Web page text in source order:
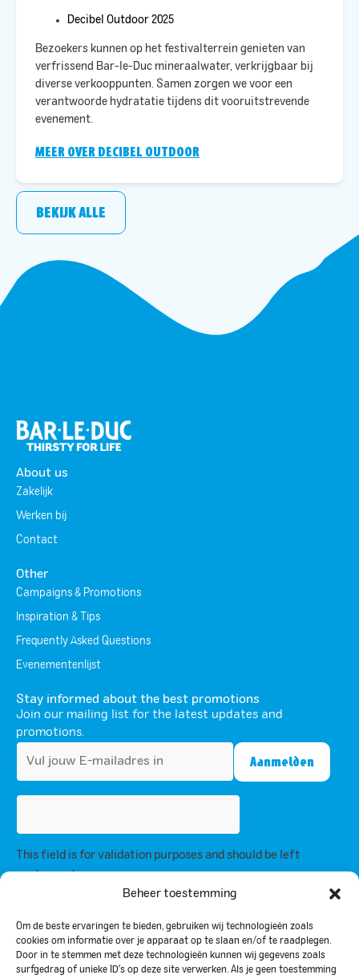
Beheer toestemming
Om de beste ervaringen te bieden, gebruiken wij technologieën zoals
cookies om informatie over je apparaat op te slaan en/of te raadplegen.
Door in te stemmen met deze technologieën kunnen wij gegevens zoals
surfgedrag of unieke ID's op deze site verwerken. Als je geen toestemming
Decibel Outdoor 2025
Bezoekers kunnen op het festivalterrein genieten van
verfrissend Bar-le-Duc mineraalwater, verkrijgbaar bij
diverse verkooppunten. Samen zorgen we voor een
verantwoorde hydratatie tijdens dit vooruitstrevende
evenement.
MEER OVER DECIBEL OUTDOOR
BEKIJK ALLE
About us
Zakelijk
Werken bij
Contact
Other
Campaigns & Promotions
Inspiration & Tips
Frequently Asked Questions
Evenementenlijst
Stay informed about the best promotions
Join our mailing list for the latest updates and
promotions.
This field is for validation purposes and should be left
unchanged.
By subscribing, you agree to our privacy policy and consent to receive
Privacy Policy